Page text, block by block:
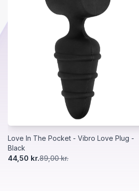
Love In The Pocket - Vibro Love Plug -
Black
44,50 kr.89,00 kr.